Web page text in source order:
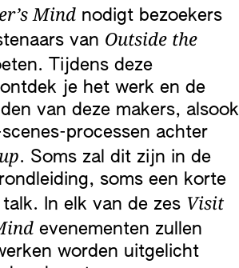
Mind nodigt bezoekers
van Outside the
Tijdens deze
je het werk en de
van deze makers, alsook
processen achter
. Soms zal dit zijn in de
soms een korte
In elk van de zes Visit
evenementen zullen
worden uitgelicht